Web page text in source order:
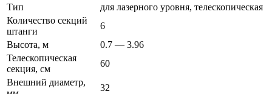
Тип
для лазерного уровня, телескопическая
Количество секций
штанги
6
Высота, м
0.7 — 3.96
Телескопическая
секция, см
60
Внешний диаметр,
32